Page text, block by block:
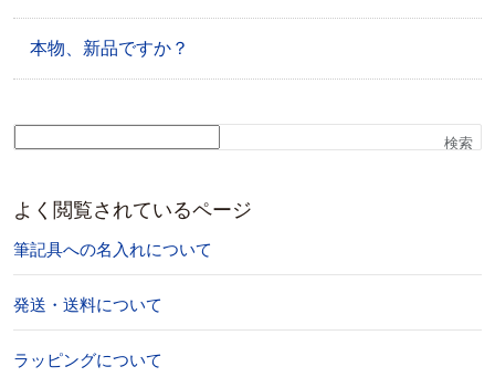
本物、新品ですか？
検索
よく閲覧されているページ
筆記具への名入れについて
発送・送料について
ラッピングについて